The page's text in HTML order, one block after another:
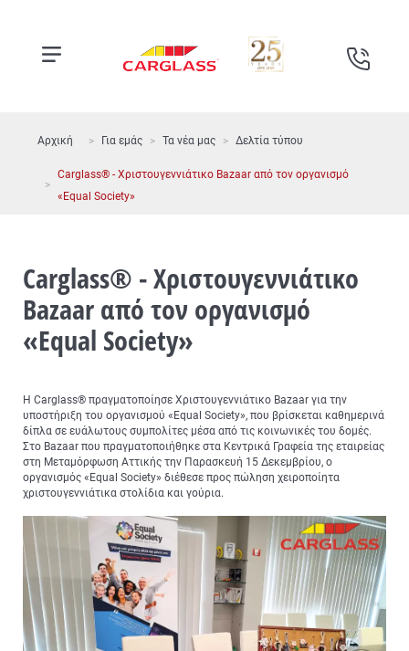
Αρχική Για εμάς Τα νέα μας Δελτία τύπου
Carglass® - Χριστουγεννιάτικο Bazaar από τον οργανισμό
«Equal Society»
Carglass® - Χριστουγεννιάτικο
Bazaar από τον οργανισμό
«Equal Society»
Η Carglass® πραγματοποίησε Χριστουγεννιάτικο Bazaar για την
υποστήριξη του οργανισμού «Equal Society», που βρίσκεται καθημερινά
δίπλα σε ευάλωτους συμπολίτες μέσα από τις κοινωνικές του δομές.
Στο Bazaar που πραγματοποιήθηκε στα Κεντρικά Γραφεία της εταιρείας
στη Μεταμόρφωση Αττικής την Παρασκευή 15 Δεκεμβρίου, ο
οργανισμός «Equal Society» διέθεσε προς πώληση χειροποίητα
χριστουγεννιάτικα στολίδια και γούρια.